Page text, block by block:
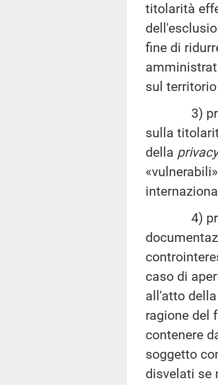
titolarità
fine di
sul
3)
sulla
della privacy
4)
caso di
all'atto
ragione del
contenere
soggetto
disvelati se